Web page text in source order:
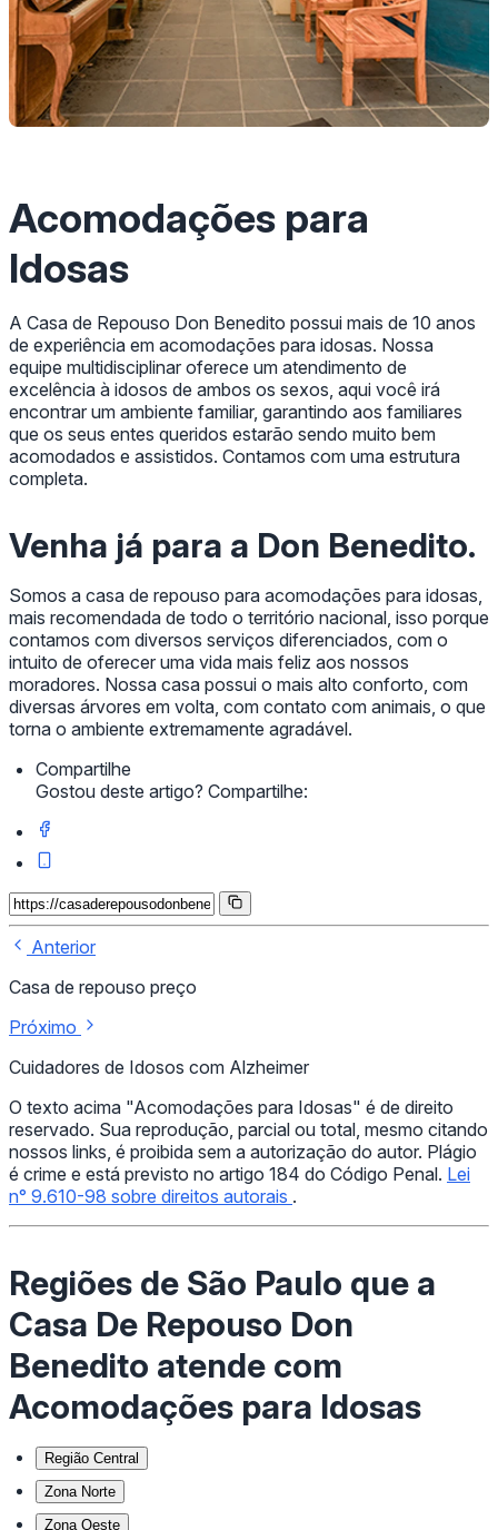
Acomodações para
Idosas
A Casa de Repouso Don Benedito possui mais de 10 anos
de experiência em acomodações para idosas. Nossa
equipe multidisciplinar oferece um atendimento de
excelência à idosos de ambos os sexos, aqui você irá
encontrar um ambiente familiar, garantindo aos familiares
que os seus entes queridos estarão sendo muito bem
acomodados e assistidos. Contamos com uma estrutura
completa.
Venha já para a Don Benedito.
Somos a casa de repouso para acomodações para idosas,
mais recomendada de todo o território nacional, isso porque
contamos com diversos serviços diferenciados, com o
intuito de oferecer uma vida mais feliz aos nossos
moradores. Nossa casa possui o mais alto conforto, com
diversas árvores em volta, com contato com animais, o que
torna o ambiente extremamente agradável.
Compartilhe
Gostou deste artigo? Compartilhe:
Anterior
Casa de repouso preço
Próximo
Cuidadores de Idosos com Alzheimer
O texto acima "Acomodações para Idosas" é de direito
reservado. Sua reprodução, parcial ou total, mesmo citando
nossos links, é proibida sem a autorização do autor. Plágio
é crime e está previsto no artigo 184 do Código Penal. Lei
n° 9.610-98 sobre direitos autorais .
Regiões de São Paulo que a
Casa De Repouso Don
Benedito atende com
Acomodações para Idosas
Região Central
Zona Norte
Zona Oeste